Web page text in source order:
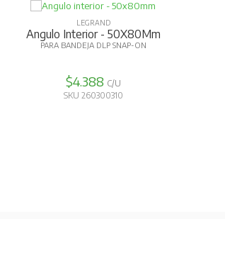
LEGRAND
Angulo Interior - 50X80Mm
PARA BANDEJA DLP SNAP-ON
$4.388 C/U
SKU 260300310